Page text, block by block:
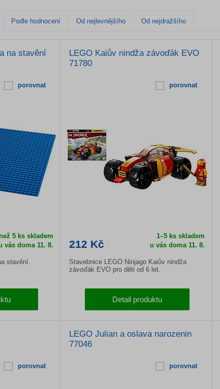
Podle hodnocení Od nejlevnějšího Od nejdražšího
na stavění
porovnat
5 ks skladem
vás doma 11. 8.
stavění.
LEGO Kaiův nindža závoďák EVO
71780
porovnat
212 Kč
1–5 ks skladem
u vás doma 11. 8.
Stavebnice LEGO Ninjago Kaiův nindža
závoďák EVO pro děti od 6 let.
Detail produktu
porovnat
LEGO Julian a oslava narozenin
77046
porovnat